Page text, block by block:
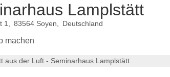
Lamplstätt
1 83564 Soyen Deutschland
machen